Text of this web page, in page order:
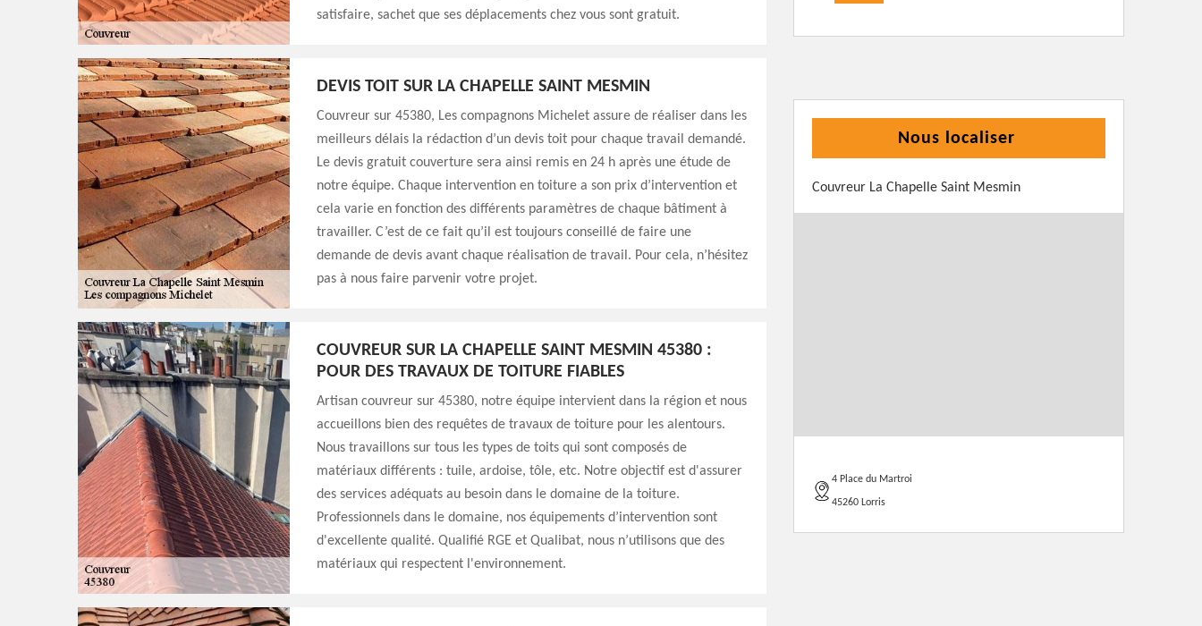
satisfaire, sachet que ses déplacements chez vous sont gratuit.
DEVIS TOIT SUR LA CHAPELLE SAINT MESMIN
Couvreur sur 45380, Les compagnons Michelet assure de réaliser dans les
meilleurs délais la rédaction d’un devis toit pour chaque travail demandé.
Le devis gratuit couverture sera ainsi remis en 24 h après une étude de
notre équipe. Chaque intervention en toiture a son prix d’intervention et
cela varie en fonction des différents paramètres de chaque bâtiment à
travailler. C’est de ce fait qu’il est toujours conseillé de faire une
demande de devis avant chaque réalisation de travail. Pour cela, n’hésitez
pas à nous faire parvenir votre projet.
COUVREUR SUR LA CHAPELLE SAINT MESMIN 45380 :
POUR DES TRAVAUX DE TOITURE FIABLES
Artisan couvreur sur 45380, notre équipe intervient dans la région et nous
accueillons bien des requêtes de travaux de toiture pour les alentours.
Nous travaillons sur tous les types de toits qui sont composés de
matériaux différents : tuile, ardoise, tôle, etc. Notre objectif est d'assurer
des services adéquats au besoin dans le domaine de la toiture.
Professionnels dans le domaine, nos équipements d’intervention sont
d'excellente qualité. Qualifié RGE et Qualibat, nous n’utilisons que des
matériaux qui respectent l'environnement.
Nous localiser
Couvreur La Chapelle Saint Mesmin
4 Place du Martroi
45260 Lorris